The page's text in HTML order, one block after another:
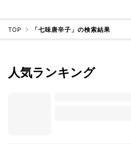
TOP 「七味唐辛子」の検索結果
人気ランキング